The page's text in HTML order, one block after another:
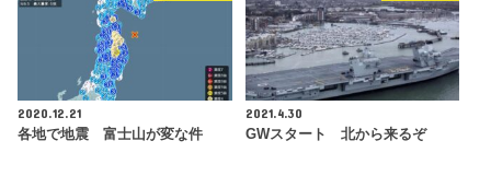
2020.12.21
各地で地震 富士山が変な件
2021.4.30
GWスタート 北から来るぞ